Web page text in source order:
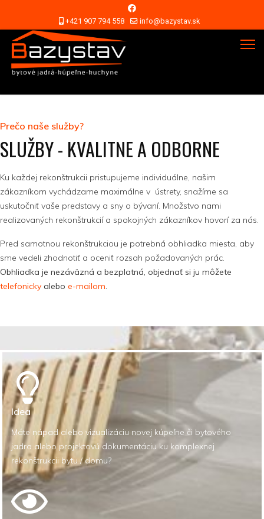
+421 907 794 558 info@bazystav.sk
Prečo naše služby?
SLUŽBY - KVALITNE A ODBORNE
Ku každej rekonštrukcii pristupujeme individuálne, našim
zákazníkom vychádzame maximálne v ústrety, snažíme sa
uskutočniť vaše predstavy a sny o bývaní. Množstvo nami
realizovaných rekonštrukcií a spokojných zákazníkov hovorí za nás.
Pred samotnou rekonštrukciou je potrebná obhliadka miesta, aby
sme vedeli zhodnotiť a oceniť rozsah požadovaných prác.
Obhliadka je nezáväzná a bezplatná, objednať si ju môžete
telefonicky alebo e-mailom.
Idea
Máte nápad alebo vizualizáciu novej kúpeľne či bytového
jadra alebo projektovú dokumentáciu ku komplexnej
rekonštrukcii bytu / domu?